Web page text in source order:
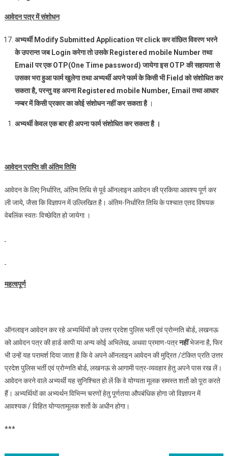
आवेदन पत्र में संशोधन
अभ्यर्थी Modify Submitted Applicationपरclickकर वांछि‍त विवरण भरने
के उपरान्त जब Loginकरेगा तो उसके Registered mobile Numberतथा
Emailपर एकOTP(One Time password)जायेगा इसOTPकी सहायता से
उसका भरा हुआ फार्म खुलेगा तथा अभ्यर्थी अपने फार्म के किसी भी Fieldको संशोधि‍त कर
सकता है,परन्तु वह अपना Registered mobile Number, Email तथा आधार
नम्बर में किसी प्रकार का कोई संशोधन नहीं कर सकता है ।
अभ्यर्थी केवल एक बार ही अपना फार्म संशोधि‍त कर सकता है ।
आवेदन प्राप्ति की अंतिम तिथि
आवेदन के लिए निर्धारित, अंतिम तिथि से पूर्व ऑनलाइन आवेदन की प्रकिया आवश्य पूर्ण कर
ली जाये, जैसा कि विज्ञापन में उल्लिखित है। अंतिम-निर्धारित तिथि के पश्‍चात एतद विषयक
वेबलिंक स्‍वतः विच्‍छेदित हो जायेगा ।
महत्‍वपूर्ण
ऑनलाइन आवेदन कर रहे अभ्यर्थ‍ियों को उत्तर प्रदेश पुलिस भर्ती एवं प्रोन्नति बोर्ड, लखनऊ
को आवेदन पत्र की हार्ड कापी या अन्‍य कोई अभिलेख, अथवा प्रमाण-पत्रनहींभेजना है, फिर
भी उन्‍हें यह परामर्श दिया जाता है कि वे अपने ऑनलाइन आवेदन की मुद्रित /टंकित प्रति उत्तर
प्रदेश पुलिस भर्ती एवं प्रोन्नति बोर्ड, लखनऊ से आगामी पत्र-व्‍यवहार हेतु अपने पास रख लें।
आवेदन करने वाले अभ्‍यर्थी यह सुनिश्चित हो लें कि वे योग्‍यता मूलक समस्‍त शर्तो को पूरा करते
हैं। अभ्‍यर्थियों का अभ्‍यर्थन विभिन्‍न चरणों हेतु पूर्णतया औपबंधिक होगा जो विज्ञापन में
आवश्‍यक / विहित योग्‍यतामूलक शर्तो के अधीन होगा।
***